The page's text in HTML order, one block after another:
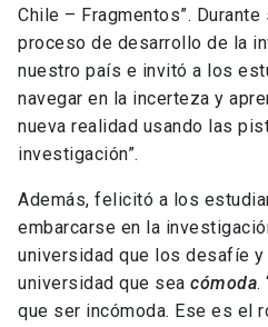
Chile – Fragmentos”.
proceso de desarrollo de la
nuestro país e invitó a los
navegar en la incerteza y
nueva realidad usando las
investigación”.
Además, felicitó a los
embarcarse en la
universidad que los desafíe y
universidad que sea cómoda.
que ser incómoda. Ese es el